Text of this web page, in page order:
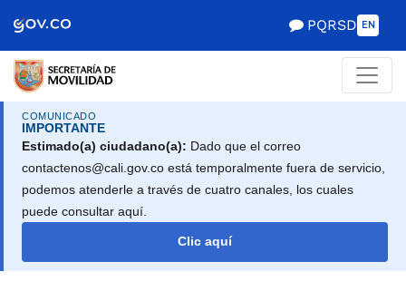
de Gobierno
PQRSD EN
COMUNICADO
IMPORTANTE
Estimado(a) ciudadano(a): Dado que el correo
contactenos@cali.gov.co está temporalmente fuera de servicio,
podemos atenderle a través de cuatro canales, los cuales
puede consultar aquí.
Clic aquí